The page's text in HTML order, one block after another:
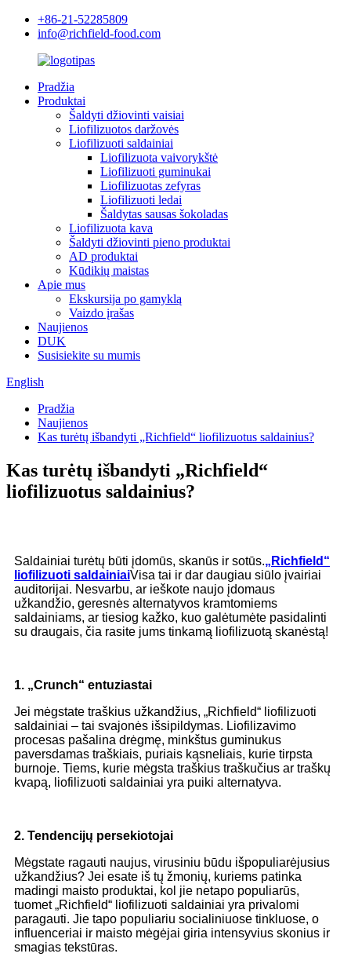
+86-21-52285809
info@richfield-food.com
Pradžia
Produktai
Šaldyti džiovinti vaisiai
Liofilizuotos daržovės
Liofilizuoti saldainiai
Liofilizuota vaivorykštė
Liofilizuoti guminukai
Liofilizuotas zefyras
Liofilizuoti ledai
Šaldytas sausas šokoladas
Liofilizuota kava
Šaldyti džiovinti pieno produktai
AD produktai
Kūdikių maistas
Apie mus
Ekskursija po gamyklą
Vaizdo įrašas
Naujienos
DUK
Susisiekite su mumis
English
Pradžia
Naujienos
Kas turėtų išbandyti „Richfield“ liofilizuotus saldainius?
Kas turėtų išbandyti „Richfield“
liofilizuotus saldainius?
Saldainiai turėtų būti įdomūs, skanūs ir sotūs.„Richfield“
liofilizuoti saldainiaiVisa tai ir dar daugiau siūlo įvairiai
auditorijai. Nesvarbu, ar ieškote naujo įdomaus
užkandžio, geresnės alternatyvos kramtomiems
saldainiams, ar tiesiog kažko, kuo galėtumėte pasidalinti
su draugais, čia rasite jums tinkamą liofilizuotą skanėstą!
1. „Crunch“ entuziastai
Jei mėgstate traškius užkandžius, „Richfield“ liofilizuoti
saldainiai – tai svajonės išsipildymas. Liofilizavimo
procesas pašalina drėgmę, minkštus guminukus
paversdamas traškiais, puriais kąsneliais, kurie tirpsta
burnoje. Tiems, kurie mėgsta traškius traškučius ar traškų
kvapą, liofilizuoti saldainiai yra puiki alternatyva.
2. Tendencijų persekiotojai
Mėgstate ragauti naujus, virusiniu būdu išpopuliarėjusius
užkandžius? Jei esate iš tų žmonių, kuriems patinka
madingi maisto produktai, kol jie netapo populiarūs,
tuomet „Richfield“ liofilizuoti saldainiai yra privalomi
paragauti. Jie tapo populiariu socialiniuose tinkluose, o
influenceriai ir maisto mėgėjai giria intensyvius skonius ir
smagias tekstūras.